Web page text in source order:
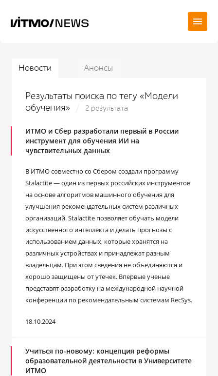
Новости Анонсы
Результаты поиска по тегу «Модели
обучения»
2 результата
ИТМО и Сбер разработали первый в России
инструмент для обучения ИИ на
чувствительных данных
В ИТМО совместно со Сбером создали программу
Stalactite — один из первых российских инструментов
на основе алгоритмов машинного обучения для
улучшения рекомендательных систем различных
организаций. Stalactite позволяет обучать модели
искусственного интеллекта и делать прогнозы с
использованием данных, которые хранятся на
различных устройствах и принадлежат разным
владельцам. При этом сведения не объединяются и
хорошо защищены от утечек. Впервые ученые
представят разработку на международной научной
конференции по рекомендательным системам RecSys.
18.10.2024
Учиться по-новому: концепция реформы
образовательной деятельности в Университете
ИТМО